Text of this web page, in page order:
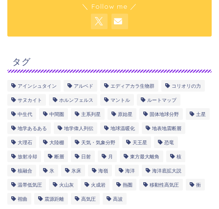
＼ Follow me ／
タグ
アインシュタイン アルベド エディアカラ生物群 コリオリの力
サヌカイト ホルンフェルス マントル ルートマップ
中生代 中間圏 主系列星 原始星 固体地球分野 土星
地学あるある 地学偉人列伝 地球温暖化 地表地震断層
大理石 大陸棚 天気・気象分野 天王星 恐竜
放射冷却 断層 日射 月 東方最大離角 核
核融合 氷 氷床 海嶺 海洋 海洋底拡大説
温帯低気圧 火山灰 火成岩 熱圏 移動性高気圧 衝
褶曲 震源距離 高気圧 高波